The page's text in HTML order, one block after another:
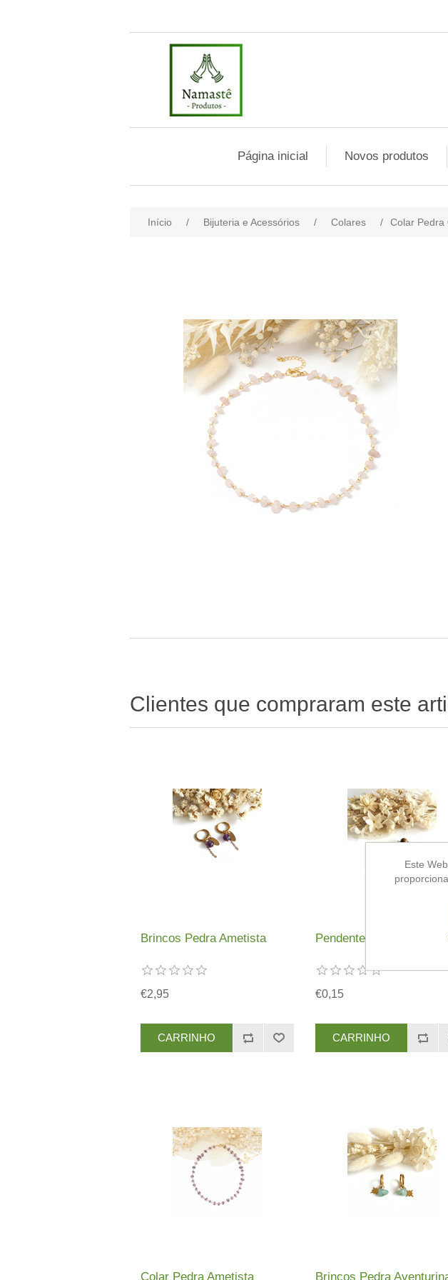
Página inicial Novos produtos
Início / Bijuteria e Acessórios / Colares / Colar Pedra
Clientes que compraram este
Brincos Pedra Ametista
€2,95
Pendente Pedra Olho
€0,15
Colar Pedra Ametista Brincos Pedra
Este